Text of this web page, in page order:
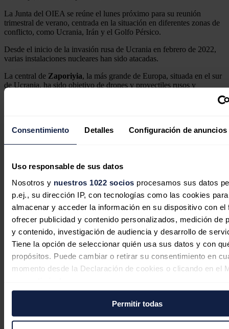
Consentimiento Detalles Configuración de anuncios
Uso responsable de sus datos
Nosotros y nuestros 1022 socios procesamos sus datos
p.ej., su dirección IP, con tecnologías como las cookies para
almacenar y acceder la información en su dispositivo con el
ofrecer publicidad y contenido personalizados, medición de
y contenido, investigación de audiencia y desarrollo de
Tiene la opción de seleccionar quién usa sus datos y con
propósitos. Puede cambiar o retirar su consentimiento en
momento desde la Declaración de cookies o clicando en el
Si lo permite, también quisiéramos:
Recopilar información sobre su ubicación geográfica
Permitir todas
La Junta del OIEA se reúne el lunes próximo para su reunión
trimestral de verano, centrada en la situación en diferentes zonas de
conflicto, como Ucrania, Irán y el Golfo Pérsico.
Desde el inicio de la invasión rusa de Ucrania en febrero de 2022,
varias instalaciones nucleares han sido atacadas.
La central de Zaporiyia, la más grande de Europa, situada en el sur
de Ucrania, ha sido objetivo de drones y proyectiles rusos y
ucranianos, mientras que Estados Unidos e Israel atacaron en junio
Noticias relacionadas
Rusia acusa a Ucrania de intentar
atacar la central nuclear de Zaporiyia
con drones
Redacción 30/07/2026
contra un petrolero en la terminal del